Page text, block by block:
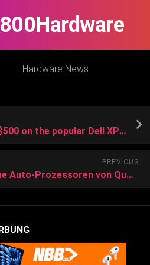
Hardware News
Save $500 on the popular Dell XPS while it’s on sale
PREVIOUS
Neue Auto-Prozessoren von Qualcomm: Mehr Leistung für KI und Infotainment